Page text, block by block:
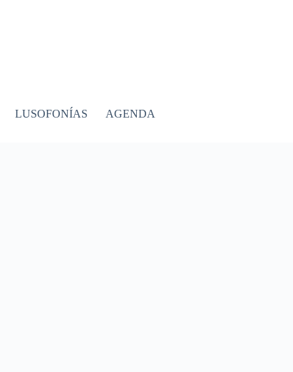
LUSOFONÍAS AGENDA